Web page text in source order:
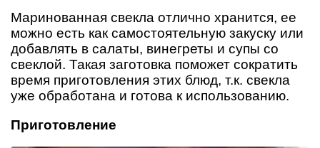
Маринованная свекла отлично хранится, ее
можно есть как самостоятельную закуску или
добавлять в салаты, винегреты и супы со
свеклой. Такая заготовка поможет сократить
время приготовления этих блюд, т.к. свекла
уже обработана и готова к использованию.
Приготовление